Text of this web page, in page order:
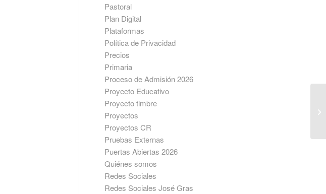
Pastoral
Plan Digital
Plataformas
Política de Privacidad
Precios
Primaria
Proceso de Admisión 2026
Proyecto Educativo
Proyecto timbre
Proyectos
Proyectos CR
Pruebas Externas
Puertas Abiertas 2026
Quiénes somos
Redes Sociales
Redes Sociales José Gras